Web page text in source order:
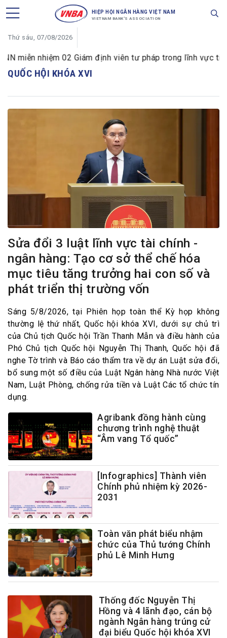
HIỆP HỘI NGÂN HÀNG VIỆT NAM
VIETNAM BANK'S ASSOCIATION
Thứ sáu, 07/08/2026
miễn nhiệm 02 Giám định viên tư pháp trong lĩnh vực tiền tệ
QUỐC HỘI KHÓA XVI
Sửa đổi 3 luật lĩnh vực tài chính -
ngân hàng: Tạo cơ sở thể chế hóa
mục tiêu tăng trưởng hai con số và
phát triển thị trường vốn
Sáng 5/8/2026, tại Phiên họp toàn thể Kỳ họp không
thường lệ thứ nhất, Quốc hội khóa XVI, dưới sự chủ trì
của Chủ tịch Quốc hội Trần Thanh Mẫn và điều hành của
Phó Chủ tịch Quốc hội Nguyễn Thị Thanh, Quốc hội đã
nghe Tờ trình và Báo cáo thẩm tra về dự án Luật sửa đổi,
bổ sung một số điều của Luật Ngân hàng Nhà nước Việt
Nam, Luật Phòng, chống rửa tiền và Luật Các tổ chức tín
dụng.
Agribank đồng hành cùng
chương trình nghệ thuật
“Âm vang Tổ quốc”
[Infographics] Thành viên
Chính phủ nhiệm kỳ 2026-
2031
Toàn văn phát biểu nhậm
chức của Thủ tướng Chính
phủ Lê Minh Hưng
Thống đốc Nguyễn Thị
Hồng và 4 lãnh đạo, cán bộ
ngành Ngân hàng trúng cử
đại biểu Quốc hội khóa XVI